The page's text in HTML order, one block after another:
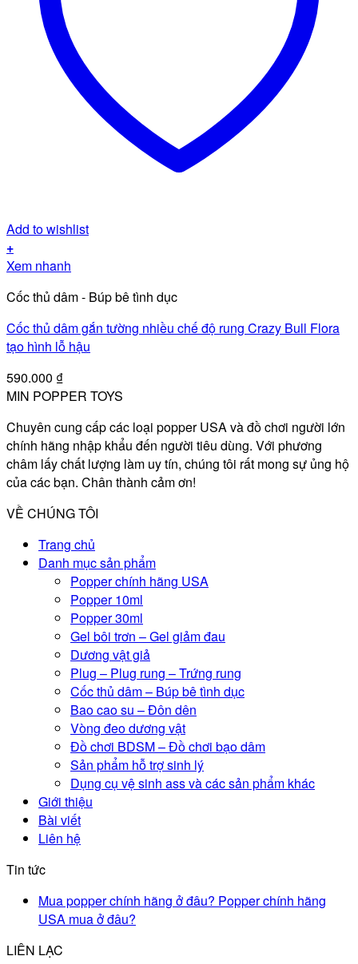
Add to wishlist
+
Xem nhanh
Cốc thủ dâm - Búp bê tình dục
Cốc thủ dâm gắn tường nhiều chế độ rung Crazy Bull Flora
tạo hình lỗ hậu
590.000 ₫
MIN POPPER TOYS
Chuyên cung cấp các loại popper USA và đồ chơi người lớn
chính hãng nhập khẩu đến người tiêu dùng. Với phương
châm lấy chất lượng làm uy tín, chúng tôi rất mong sự ủng hộ
của các bạn. Chân thành cảm ơn!
VỀ CHÚNG TÔI
Trang chủ
Danh mục sản phẩm
Popper chính hãng USA
Popper 10ml
Popper 30ml
Gel bôi trơn – Gel giảm đau
Dương vật giả
Plug – Plug rung – Trứng rung
Cốc thủ dâm – Búp bê tình dục
Bao cao su – Đôn dên
Vòng đeo dương vật
Đồ chơi BDSM – Đồ chơi bạo dâm
Sản phẩm hỗ trợ sinh lý
Dụng cụ vệ sinh ass và các sản phẩm khác
Giới thiệu
Bài viết
Liên hệ
Tin tức
Mua popper chính hãng ở đâu? Popper chính hãng
USA mua ở đâu?
LIÊN LẠC